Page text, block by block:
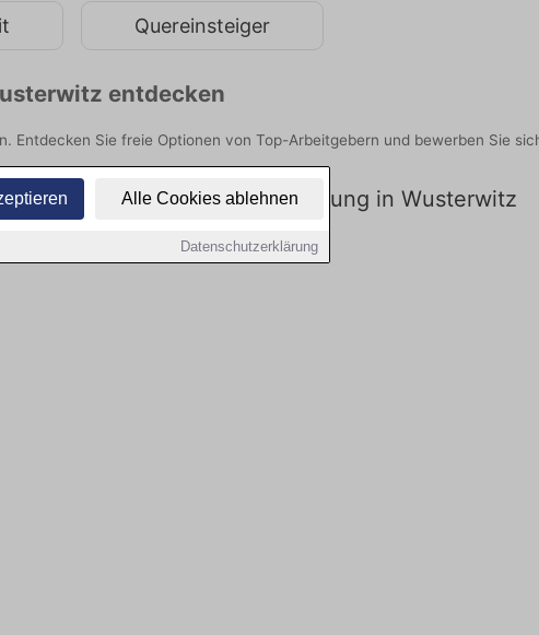
Alle Cookies ablehnen
Datenschutzerklärung
Quereinsteiger
entdecken
Entdecken Sie freie Optionen von Top-Arbeitgebern und bewerben Sie
Stellenangebote für Ausbildung in Wusterwitz